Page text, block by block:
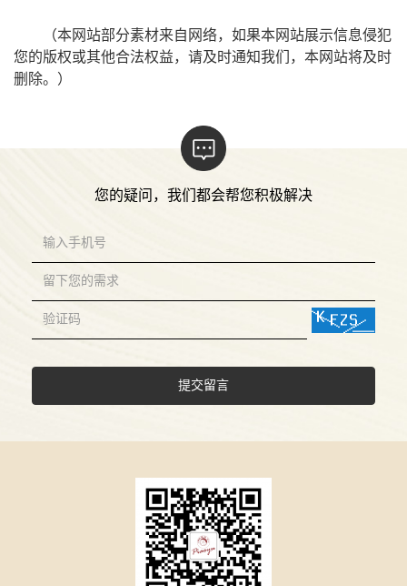
（本网站部分素材来自网络，如果本网站展示信息侵犯
您的版权或其他合法权益，请及时通知我们，本网站将及时
删除。）
您的疑问，我们都会帮您积极解决
提交留言